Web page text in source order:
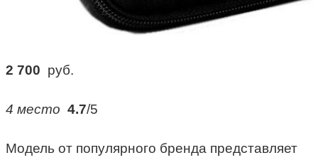
2 700 руб.
4 место 4.7/5
Модель от популярного бренда представляет